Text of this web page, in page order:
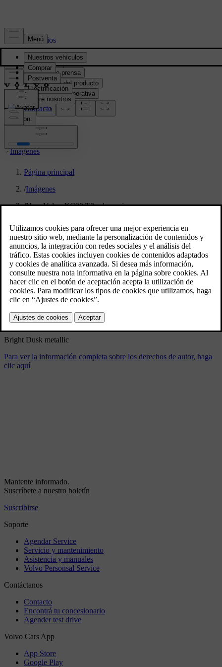
Prensa y Medios
Material de prensa
Información del producto
Información corporativa
Contacto de medios
location:
PY
Imágenes
Página principal
/Imágenes
/New Volvo XC90 T8 - dynamic
New Volvo XC90 T8 - dynamic
11/26/2024
Marcador
Compartir
Descargar
Bright Dusk metallic
Para ver la información completa sobre los derechos de autor, haga
clic aquí